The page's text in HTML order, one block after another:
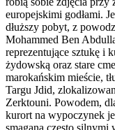
europejskimi godłami.
dłuższy pobyt, z
Mohammed Ben
reprezentujące sztukę i
żydowską oraz stare
marokańskim mieście,
Targu Jdid,
Zerktouni. Powodem,
kurort na wypoczynek